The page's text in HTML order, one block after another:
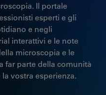
Il portale
esperti e gli
e negli
interattivi e le note
microscopia e le
far parte della comunità
vostra esperienza.